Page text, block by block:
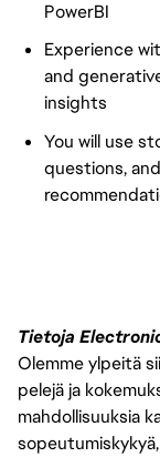
PowerBI
Experience
and
insights
You will use
questions,
Tietoja
Olemme ylpeitä
pelejä ja
mahdollisuuksia